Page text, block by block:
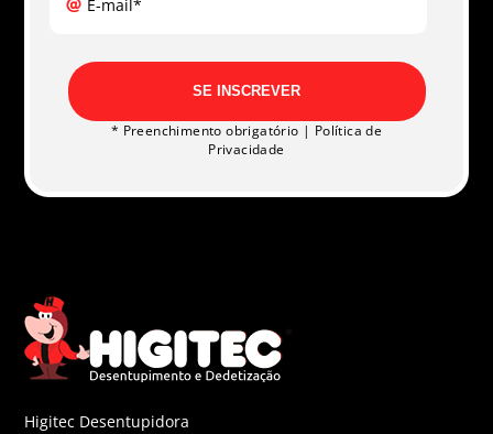
E-mail*
SE INSCREVER
* Preenchimento obrigatório | Política de
Privacidade
Higitec Desentupidora